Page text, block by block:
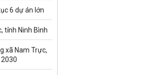
6 dự án lớn
tỉnh Ninh Bình
xã Nam Trực,